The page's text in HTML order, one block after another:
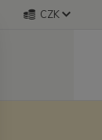
CZK